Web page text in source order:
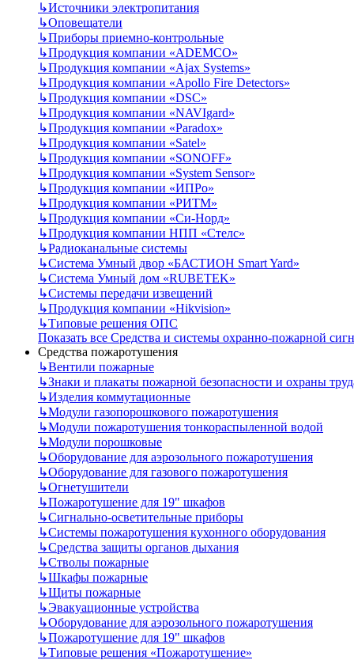
↳Источники электропитания
↳Оповещатели
↳Приборы приемно-контрольные
↳Продукция компании «ADEMCO»
↳Продукция компании «Ajax Systems»
↳Продукция компании «Apollo Fire Detectors»
↳Продукция компании «DSC»
↳Продукция компании «NAVIgard»
↳Продукция компании «Paradox»
↳Продукция компании «Satel»
↳Продукция компании «SONOFF»
↳Продукция компании «System Sensor»
↳Продукция компании «ИПРо»
↳Продукция компании «РИТМ»
↳Продукция компании «Си-Норд»
↳Продукция компании НПП «Стелс»
↳Радиоканальные системы
↳Система Умный двор «БАСТИОН Smart Yard»
↳Система Умный дом «RUBETEK»
↳Системы передачи извещений
↳Продукция компании «Hikvision»
↳Типовые решения ОПС
Показать все Средства и системы охранно-пожарной
Средства пожаротушения
↳Вентили пожарные
↳Знаки и плакаты пожарной безопасности и охраны
↳Изделия коммутационные
↳Модули газопорошкового пожаротушения
↳Модули пожаротушения тонкораспыленной водой
↳Модули порошковые
↳Оборудование для аэрозольного пожаротушения
↳Оборудование для газового пожаротушения
↳Огнетушители
↳Пожаротушение для 19" шкафов
↳Сигнально-осветительные приборы
↳Системы пожаротушения кухонного оборудования
↳Средства защиты органов дыхания
↳Стволы пожарные
↳Шкафы пожарные
↳Щиты пожарные
↳Эвакуационные устройства
↳Оборудование для аэрозольного пожаротушения
↳Пожаротушение для 19" шкафов
↳Типовые решения «Пожаротушение»